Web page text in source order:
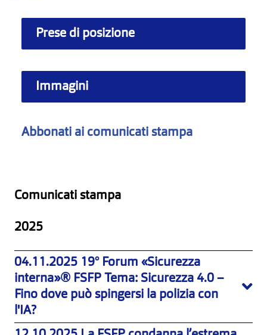
Prese di posizione
Immagini
Abbonati ai comunicati stampa
Comunicati stampa
2025
04.11.2025 19° Forum «Sicurezza
interna»® FSFP Tema: Sicurezza 4.0 –
Fino dove può spingersi la polizia con
l'IA?